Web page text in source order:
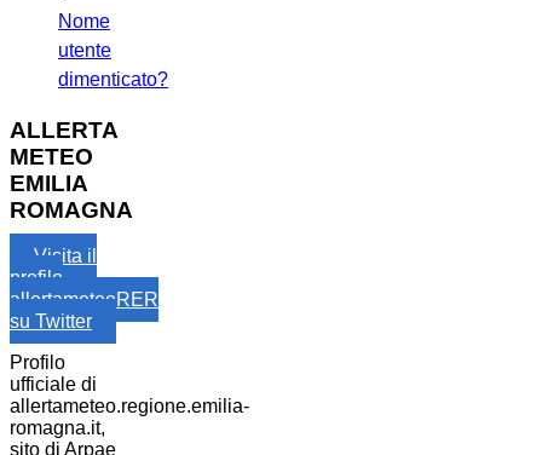
Nome
utente
dimenticato?
ALLERTA
METEO
EMILIA
ROMAGNA
Visita il
profilo
allertameteoRER
su Twitter
Profilo
ufficiale di
allertameteo.regione.emilia-
romagna.it,
sito di Arpae